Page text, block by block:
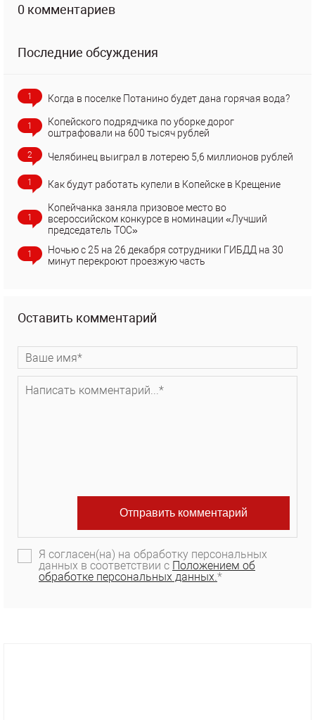
0 комментариев
Последние обсуждения
1 Когда в поселке Потанино будет дана горячая вода?
1
Копейского подрядчика по уборке дорог
оштрафовали на 600 тысяч рублей
2 Челябинец выиграл в лотерею 5,6 миллионов рублей
1 Как будут работать купели в Копейске в Крещение
1
Копейчанка заняла призовое место во
всероссийском конкурсе в номинации «Лучший
председатель ТОС»
1
Ночью с 25 на 26 декабря сотрудники ГИБДД на 30
минут перекроют проезжую часть
Оставить комментарий
Я согласен(на) на обработку персональных
данных в соответствии с Положением об
обработке персональных данных.*